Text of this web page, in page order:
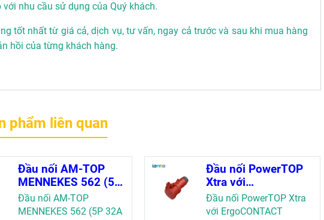
nhu cầu sử dụng của Quý khách.
tốt nhất từ giá cả, dịch vụ, tư vấn, ngay cả trước và sau khi mua hàng
hồi của từng khách hàng.
phẩm liên quan
Đầu nối AM-TOP
MENNEKES 562 (5P
32A IP67 400V)
Đầu nối AM-TOP
MENNEKES 562 (5P 32A
Đầu nối PowerTOP
Xtra với
ErgoCONTACT
MENNEKES 14520
Đầu nối PowerTOP Xtra
với ErgoCONTACT